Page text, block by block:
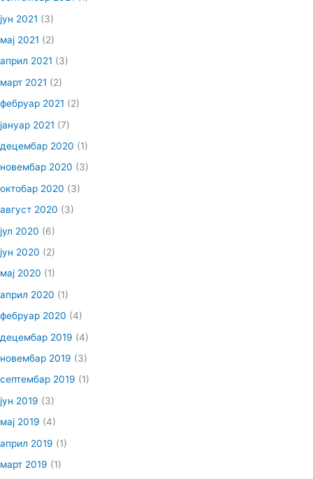
јун 2021 (3)
мај 2021 (2)
април 2021 (3)
март 2021 (2)
фебруар 2021 (2)
јануар 2021 (7)
децембар 2020 (1)
новембар 2020 (3)
октобар 2020 (3)
август 2020 (3)
јул 2020 (6)
јун 2020 (2)
мај 2020 (1)
април 2020 (1)
фебруар 2020 (4)
децембар 2019 (4)
новембар 2019 (3)
септембар 2019 (1)
јун 2019 (3)
мај 2019 (4)
април 2019 (1)
март 2019 (1)